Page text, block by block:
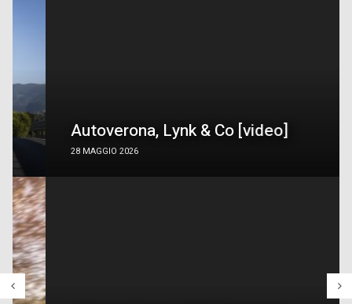
28 MAGGIO 2026
Autoverona, Lynk & Co [video]